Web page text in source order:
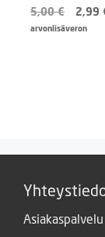
5,00€
hinta
2,99
arvonlisäveron